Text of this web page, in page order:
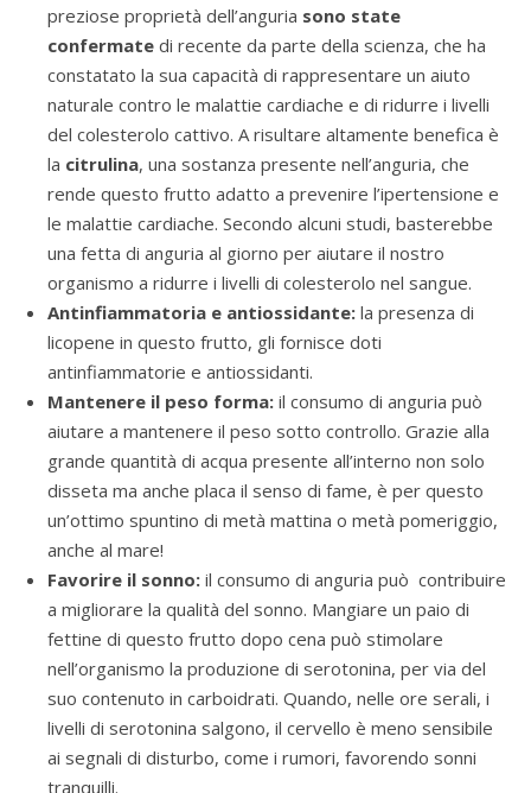
preziose proprietà dell’anguria sono state
confermate di recente da parte della scienza, che ha
constatato la sua capacità di rappresentare un aiuto
naturale contro le malattie cardiache e di ridurre i livelli
del colesterolo cattivo. A risultare altamente benefica è
la citrulina, una sostanza presente nell’anguria, che
rende questo frutto adatto a prevenire l’ipertensione e
le malattie cardiache. Secondo alcuni studi, basterebbe
una fetta di anguria al giorno per aiutare il nostro
organismo a ridurre i livelli di colesterolo nel sangue.
Antinfiammatoria e antiossidante: la presenza di
licopene in questo frutto, gli fornisce doti
antinfiammatorie e antiossidanti.
Mantenere il peso forma: il consumo di anguria può
aiutare a mantenere il peso sotto controllo. Grazie alla
grande quantità di acqua presente all’interno non solo
disseta ma anche placa il senso di fame, è per questo
un’ottimo spuntino di metà mattina o metà pomeriggio,
anche al mare!
Favorire il sonno: il consumo di anguria può contribuire
a migliorare la qualità del sonno. Mangiare un paio di
fettine di questo frutto dopo cena può stimolare
nell’organismo la produzione di serotonina, per via del
suo contenuto in carboidrati. Quando, nelle ore serali, i
livelli di serotonina salgono, il cervello è meno sensibile
ai segnali di disturbo, come i rumori, favorendo sonni
tranquilli.